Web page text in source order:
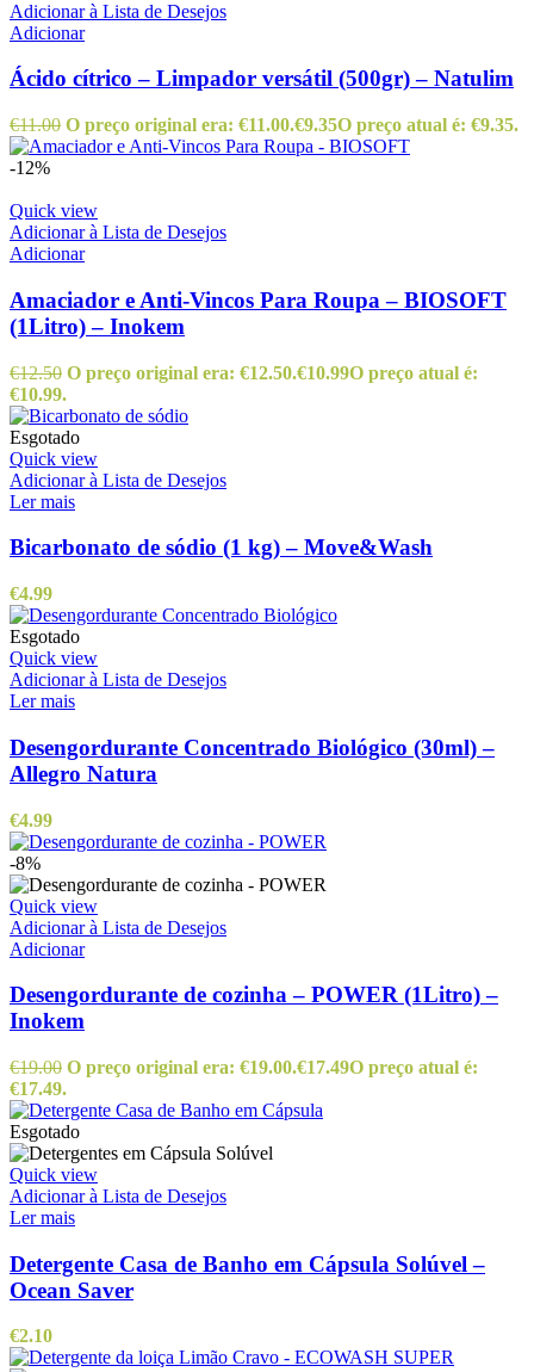
Adicionar à Lista de Desejos
Adicionar
Ácido cítrico – Limpador versátil (500gr) – Natulim
€11.00 O preço original era: €11.00.€9.35O preço atual é: €9.35.
-12%
Quick view
Adicionar à Lista de Desejos
Adicionar
Amaciador e Anti-Vincos Para Roupa – BIOSOFT
(1Litro) – Inokem
€12.50 O preço original era: €12.50.€10.99O preço atual é:
€10.99.
Esgotado
Quick view
Adicionar à Lista de Desejos
Ler mais
Bicarbonato de sódio (1 kg) – Move&Wash
€4.99
Esgotado
Quick view
Adicionar à Lista de Desejos
Ler mais
Desengordurante Concentrado Biológico (30ml) –
Allegro Natura
€4.99
-8%
Quick view
Adicionar à Lista de Desejos
Adicionar
Desengordurante de cozinha – POWER (1Litro) –
Inokem
€19.00 O preço original era: €19.00.€17.49O preço atual é:
€17.49.
Esgotado
Quick view
Adicionar à Lista de Desejos
Ler mais
Detergente Casa de Banho em Cápsula Solúvel –
Ocean Saver
€2.10